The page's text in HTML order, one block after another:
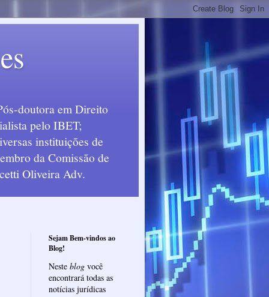
doutora em Direito
pelo IBET;
instituições de
da Comissão de
Oliveira Adv.
Sejam Bem-vindos ao
Blog!
Neste blog você
encontrará todas as
notícias jurídicas